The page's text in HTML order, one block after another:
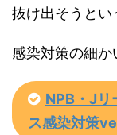
抜け出そうとい
感染対策の細か
NPB・Jリ
ス感染対策